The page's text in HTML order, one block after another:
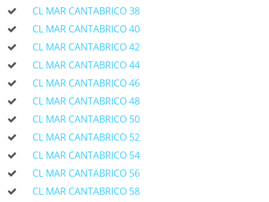
CL MAR CANTABRICO 38
CL MAR CANTABRICO 40
CL MAR CANTABRICO 42
CL MAR CANTABRICO 44
CL MAR CANTABRICO 46
CL MAR CANTABRICO 48
CL MAR CANTABRICO 50
CL MAR CANTABRICO 52
CL MAR CANTABRICO 54
CL MAR CANTABRICO 56
CL MAR CANTABRICO 58